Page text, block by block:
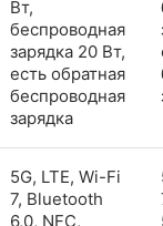
Вт,
беспроводная
зарядка 20 Вт,
есть обратная
беспроводная
зарядка
5G, LTE, Wi-Fi
7, Bluetooth
6,0, NFC,